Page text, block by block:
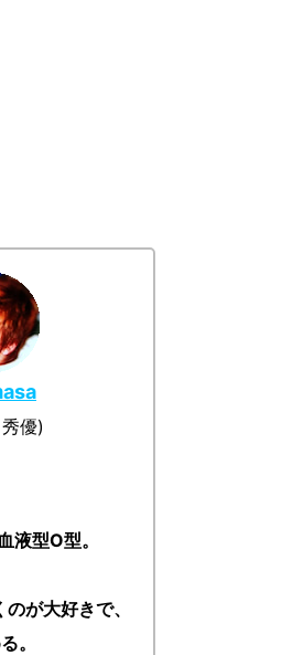
優)
液型O型。
が大好きで、
。